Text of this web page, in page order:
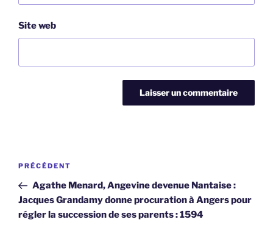
Site web
Navigation
l’article
Article
précédent
PRÉCÉDENT
Agathe Menard, Angevine devenue Nantaise :
Jacques Grandamy donne procuration à Angers pour
régler la succession de ses parents : 1594